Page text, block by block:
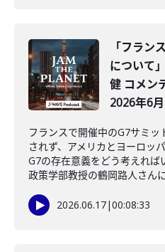
「フラン
について
健 コメン
2026年6
フランスで開催中のG7サミ
されず、アメリカとヨーロッ
G7の存在意義をどう考えれ
政策学部教授の鶴岡路人さん
2026.06.17|00:08:33